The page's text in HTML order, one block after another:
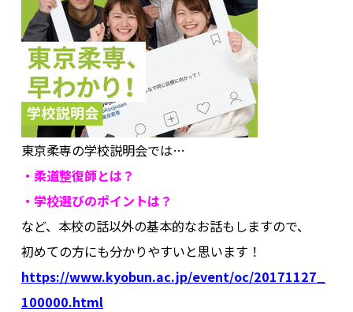
東京柔専の学校説明会では…
・柔道整復師とは？
・学校選びのポイントは？
など、本校の話以外の基本的なお話もしますので、
初めての方にも分かりやすいと思います！
https://www.kyobun.ac.jp/event/oc/20171127_
100000.html